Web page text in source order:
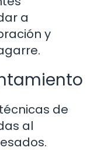
a
y
de
al